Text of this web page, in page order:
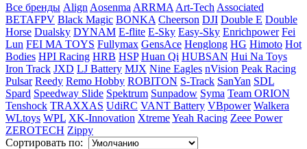
Все бренды Align Aosenma ARRMA Art-Tech Associated
BETAFPV Black Magic BONKA Cheerson DJI Double E Double
Horse Dualsky DYNAM E-flite E-Sky Easy-Sky Enrichpower Fei
Lun FEI MA TOYS Fullymax GensAce Henglong HG Himoto Hot
Bodies HPI Racing HRB HSP Huan Qi HUBSAN Hui Na Toys
Iron Track JXD LJ Battery MJX Nine Eagles nVision Peak Racing
Pulsar Reedy Remo Hobby ROBITON S-Track SanYan SDL
Spard Speedway Slide Spektrum Sunpadow Syma Team ORION
Tenshock TRAXXAS UdiRC VANT Battery VBpower Walkera
WLtoys WPL XK-Innovation XtremeYeah Racing Zeee Power
ZEROTECH Zippy
Сортировать по: